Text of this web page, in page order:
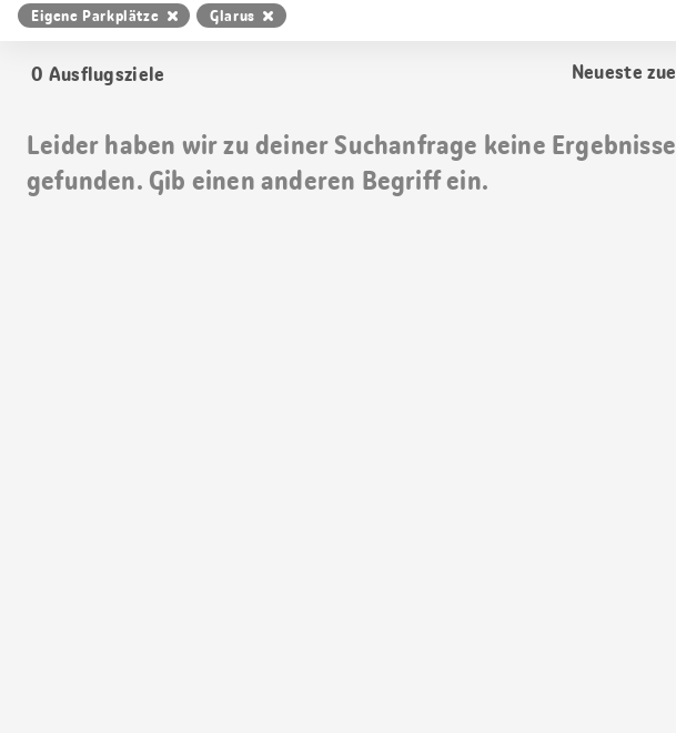
Eigene Parkplätze Glarus
0 Ausflugsziele
Resultat
Leider haben wir zu deiner Suchanfrage keine Ergebnisse
gefunden. Gib einen anderen Begriff ein.